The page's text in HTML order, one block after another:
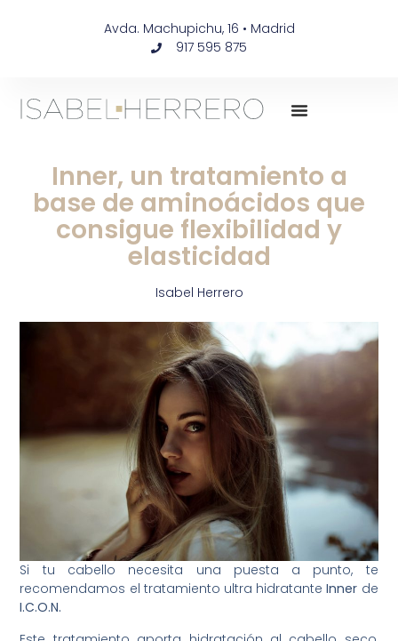
Avda. Machupichu, 16 • Madrid
917 595 875
Inner, un tratamiento a
base de aminoácidos que
consigue flexibilidad y
elasticidad
Isabel Herrero
Si tu cabello necesita una puesta a punto, te
recomendamos el tratamiento ultra hidratanteInner de
I.C.O.N.